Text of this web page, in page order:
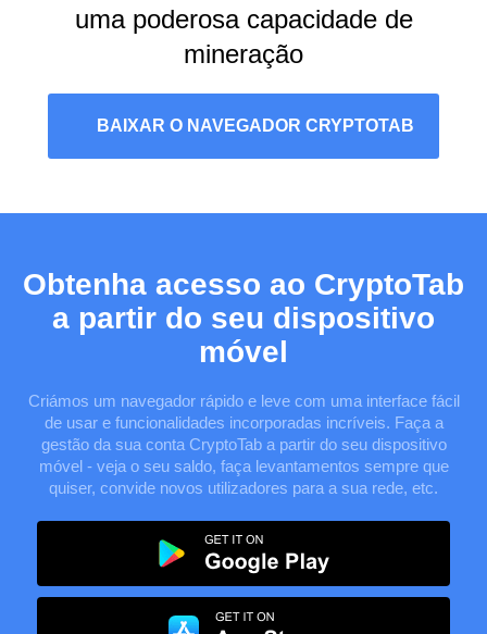
uma poderosa capacidade de
mineração
BAIXAR O NAVEGADOR CRYPTOTAB
Obtenha acesso ao CryptoTab
a partir do seu dispositivo
móvel
Criámos um navegador rápido e leve com uma interface fácil
de usar e funcionalidades incorporadas incríveis. Faça a
gestão da sua conta CryptoTab a partir do seu dispositivo
móvel - veja o seu saldo, faça levantamentos sempre que
quiser, convide novos utilizadores para a sua rede, etc.